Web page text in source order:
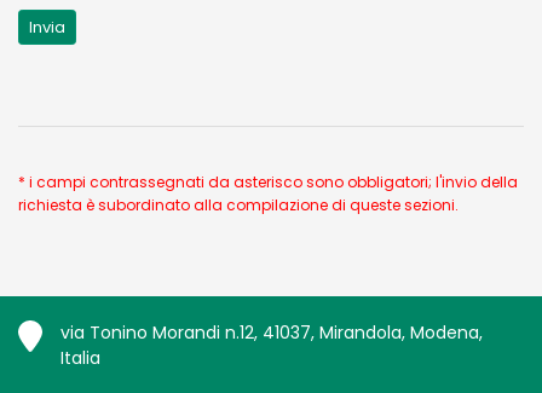
* i campi contrassegnati da asterisco sono obbligatori; l'invio della
richiesta è subordinato alla compilazione di queste sezioni.
via Tonino Morandi n.12, 41037, Mirandola, Modena,
Italia